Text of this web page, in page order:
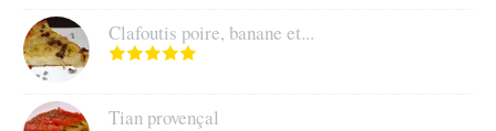
Clafoutis poire, banane et...
Tian provençal